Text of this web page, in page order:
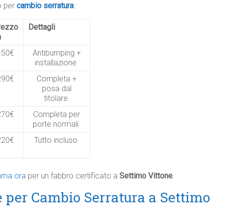
per cambio serratura :
Dettagli
Antibumping +
installazione
Completa +
posa dal
titolare
Completa per
porte normali
Tutto incluso
ora per un fabbro certificato a Settimo Vittone.
per Cambio Serratura a Settimo